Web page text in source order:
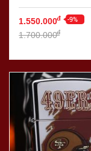
1.550.000đ -9%
1.700.000đ